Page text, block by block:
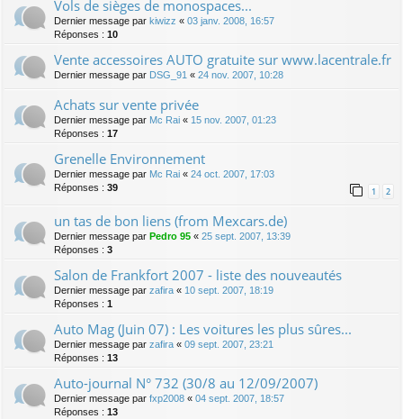
Vols de sièges de monospaces...
Dernier message par kiwizz « 03 janv. 2008, 16:57
Réponses : 10
Vente accessoires AUTO gratuite sur www.lacentrale.fr
Dernier message par DSG_91 « 24 nov. 2007, 10:28
Achats sur vente privée
Dernier message par Mc Rai « 15 nov. 2007, 01:23
Réponses : 17
Grenelle Environnement
Dernier message par Mc Rai « 24 oct. 2007, 17:03
Réponses : 39 1 2
un tas de bon liens (from Mexcars.de)
Dernier message par Pedro 95 « 25 sept. 2007, 13:39
Réponses : 3
Salon de Frankfort 2007 - liste des nouveautés
Dernier message par zafira « 10 sept. 2007, 18:19
Réponses : 1
Auto Mag (Juin 07) : Les voitures les plus sûres...
Dernier message par zafira « 09 sept. 2007, 23:21
Réponses : 13
Auto-journal N° 732 (30/8 au 12/09/2007)
Dernier message par fxp2008 « 04 sept. 2007, 18:57
Réponses : 13